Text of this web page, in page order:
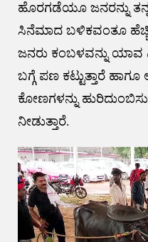
ಹೊರಗಡೆಯೂ ಜನರನ್ನು
ಸಿನೆಮಾದ ಬಳಿಕವಂತೂ
ಜನರು ಕಂಬಳವನ್ನು
ಬಗ್ಗೆ ಪಣ ಕಟ್ಟುತ್ತಾರೆ
ಕೋಣಗಳನ್ನು
ನೀಡುತ್ತಾರೆ.